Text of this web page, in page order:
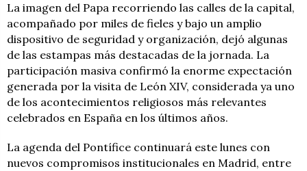
La imagen del Papa recorriendo las calles de la capital,
acompañado por miles de fieles y bajo un amplio
dispositivo de seguridad y organización, dejó algunas
de las estampas más destacadas de la jornada. La
participación masiva confirmó la enorme expectación
generada por la visita de León XIV, considerada ya uno
de los acontecimientos religiosos más relevantes
celebrados en España en los últimos años.
La agenda del Pontífice continuará este lunes con
nuevos compromisos institucionales en Madrid, entre